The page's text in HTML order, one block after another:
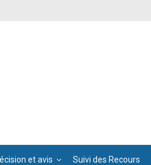
et avis Suivi des Recours